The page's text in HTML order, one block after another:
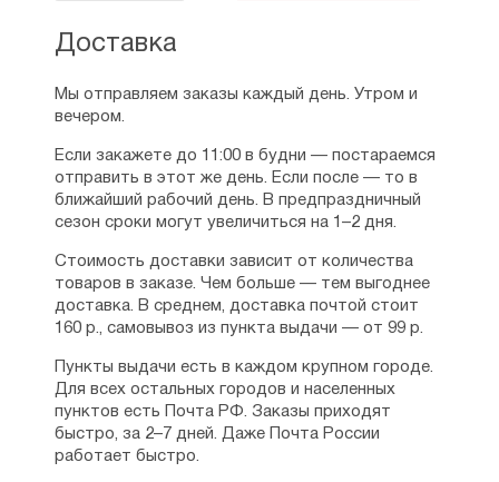
Доставка
Мы отправляем заказы каждый день. Утром и
вечером.
Если закажете до 11:00 в будни — постараемся
отправить в этот же день. Если после — то в
ближайший рабочий день. В предпраздничный
сезон сроки могут увеличиться на 1–2 дня.
Стоимость доставки зависит от количества
товаров в заказе. Чем больше — тем выгоднее
доставка. В среднем, доставка почтой стоит
160 р., самовывоз из пункта выдачи — от 99 р.
Пункты выдачи есть в каждом крупном городе.
Для всех остальных городов и населенных
пунктов есть Почта РФ. Заказы приходят
быстро, за 2–7 дней. Даже Почта России
работает быстро.